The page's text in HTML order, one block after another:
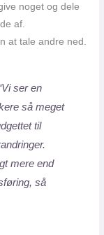
noget og dele
af.
at tale andre ned.
ser en
så meget
til
mere end
så